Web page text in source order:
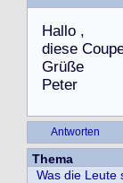
Hallo ,
diese Coup
Grüße
Peter
Antworten
Thema
Was die Leute